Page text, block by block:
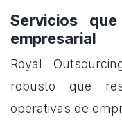
Servicios
empresarial
Royal
robusto que
operativas de